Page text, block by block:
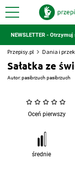
NEWSLETTER -
Przepisy.pl Dania i
Sałatka ze
Autor:pasibrzuch pasibrzuch
Oceń pierwszy
średnie